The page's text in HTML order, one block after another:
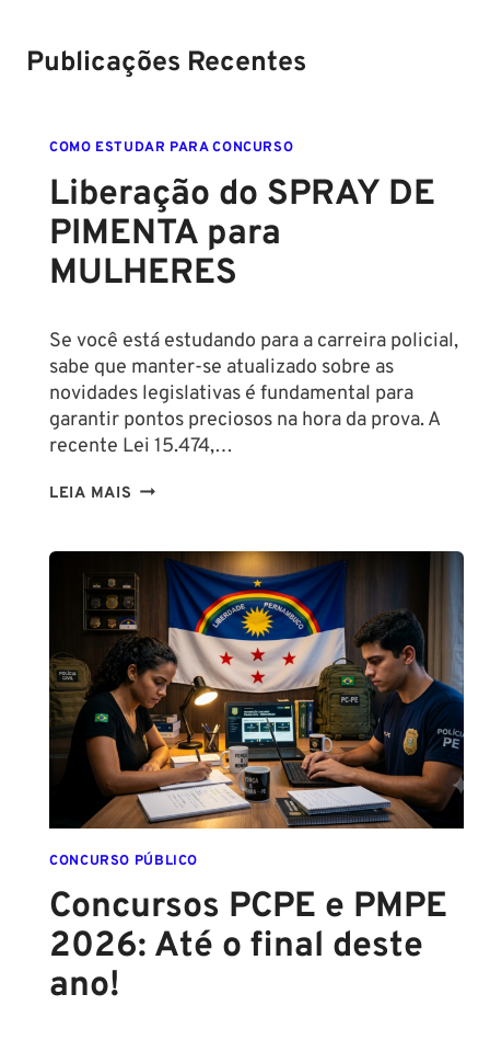
Publicações Recentes
COMO ESTUDAR PARA CONCURSO
Liberação do SPRAY DE
PIMENTA para
MULHERES
Se você está estudando para a carreira policial,
sabe que manter-se atualizado sobre as
novidades legislativas é fundamental para
garantir pontos preciosos na hora da prova. A
recente Lei 15.474,…
LEIA MAIS LIBERAÇÃO
DE
PIMENTA
PARA
MULHERES
CONCURSO PÚBLICO
Concursos PCPE e PMPE
2026: Até o final deste
ano!